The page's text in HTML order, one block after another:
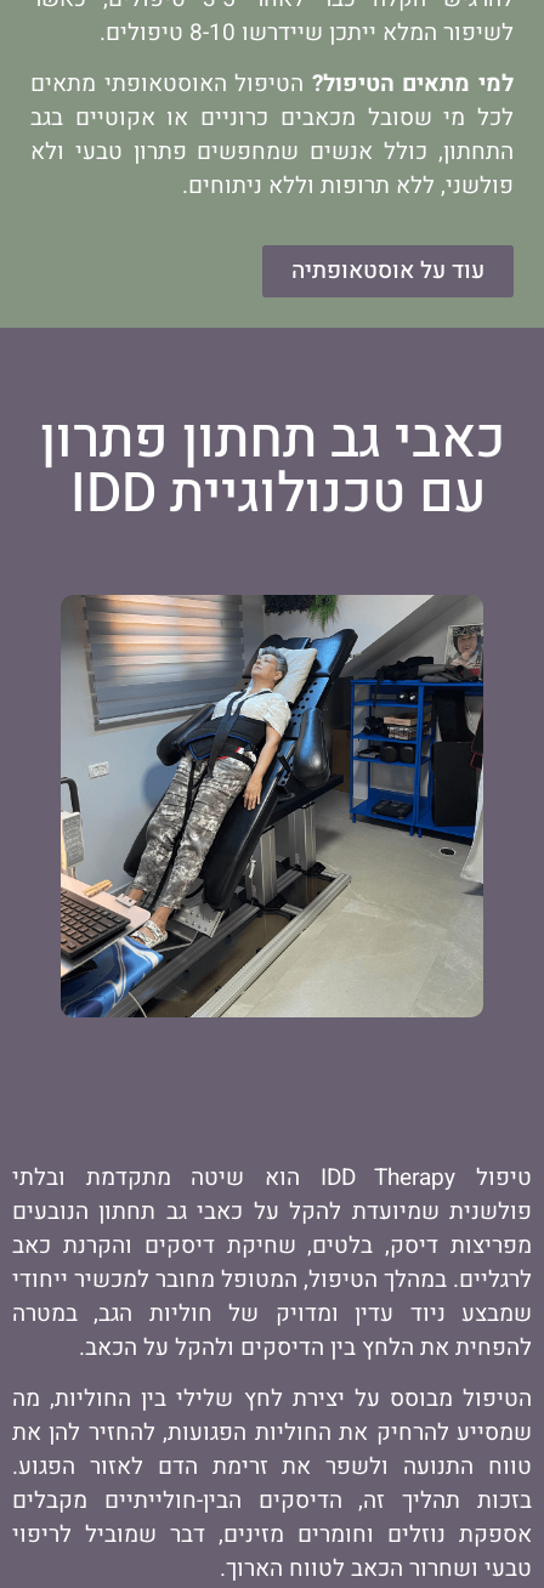
לשיפור המלא ייתכן שיידרשו 8-10 טיפולים.
למי מתאים הטיפול? הטיפול האוסטאופתי מתאים
לכל מי שסובל מכאבים כרוניים או אקוטיים בגב
התחתון, כולל אנשים שמחפשים פתרון טבעי ולא
פולשני, ללא תרופות וללא ניתוחים.
עוד על אוסטאופתיה
כאבי גב תחתון פתרון
עם טכנולוגיית IDD ​
טיפול IDD Therapy הוא שיטה מתקדמת ובלתי
פולשנית שמיועדת להקל על כאבי גב תחתון הנובעים
מפריצות דיסק, בלטים, שחיקת דיסקים והקרנת כאב
לרגליים. במהלך הטיפול, המטופל מחובר למכשיר ייחודי
שמבצע ניוד עדין ומדויק של חוליות הגב, במטרה
להפחית את הלחץ בין הדיסקים ולהקל על הכאב.
הטיפול מבוסס על יצירת לחץ שלילי בין החוליות, מה
שמסייע להרחיק את החוליות הפגועות, להחזיר להן את
טווח התנועה ולשפר את זרימת הדם לאזור הפגוע.
בזכות תהליך זה, הדיסקים הבין-חולייתיים מקבלים
אספקת נוזלים וחומרים מזינים, דבר שמוביל לריפוי
טבעי ושחרור הכאב לטווח הארוך.